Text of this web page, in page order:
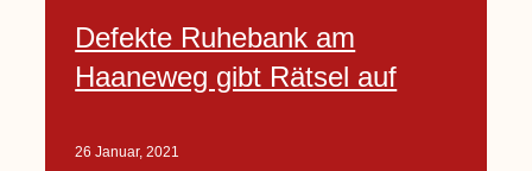
Defekte Ruhebank am
Haaneweg gibt Rätsel auf
26 Januar, 2021